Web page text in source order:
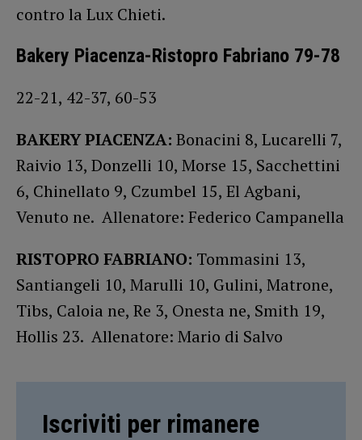
contro la Lux Chieti.
Bakery Piacenza-Ristopro Fabriano 79-78
22-21, 42-37, 60-53
BAKERY PIACENZA: Bonacini 8, Lucarelli 7,
Raivio 13, Donzelli 10, Morse 15, Sacchettini
6, Chinellato 9, Czumbel 15, El Agbani,
Venuto ne. Allenatore: Federico Campanella
RISTOPRO FABRIANO: Tommasini 13,
Santiangeli 10, Marulli 10, Gulini, Matrone,
Tibs, Caloia ne, Re 3, Onesta ne, Smith 19,
Hollis 23. Allenatore: Mario di Salvo
Iscriviti per rimanere